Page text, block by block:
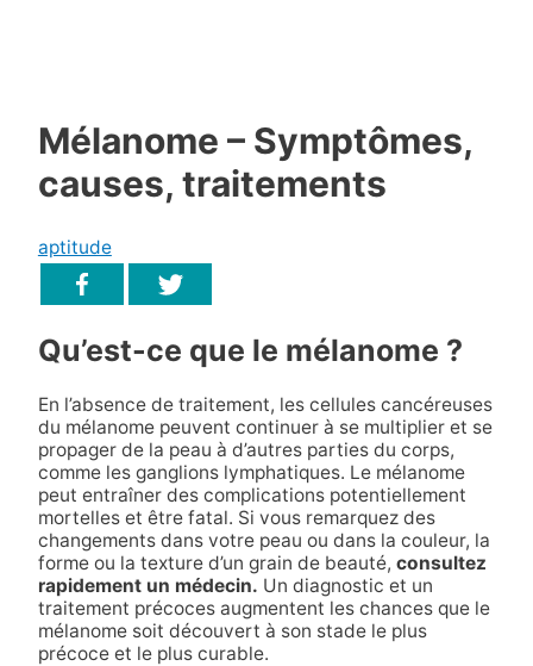
Mélanome – Symptômes,
causes, traitements
aptitude
Qu’est-ce que le mélanome ?
En l’absence de traitement, les cellules cancéreuses
du mélanome peuvent continuer à se multiplier et se
propager de la peau à d’autres parties du corps,
comme les ganglions lymphatiques. Le mélanome
peut entraîner des complications potentiellement
mortelles et être fatal. Si vous remarquez des
changements dans votre peau ou dans la couleur, la
forme ou la texture d’un grain de beauté, consultez
rapidement un médecin. Un diagnostic et un
traitement précoces augmentent les chances que le
mélanome soit découvert à son stade le plus
précoce et le plus curable.